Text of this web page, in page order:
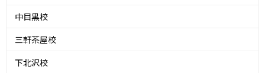
中目黒校
三軒茶屋校
下北沢校